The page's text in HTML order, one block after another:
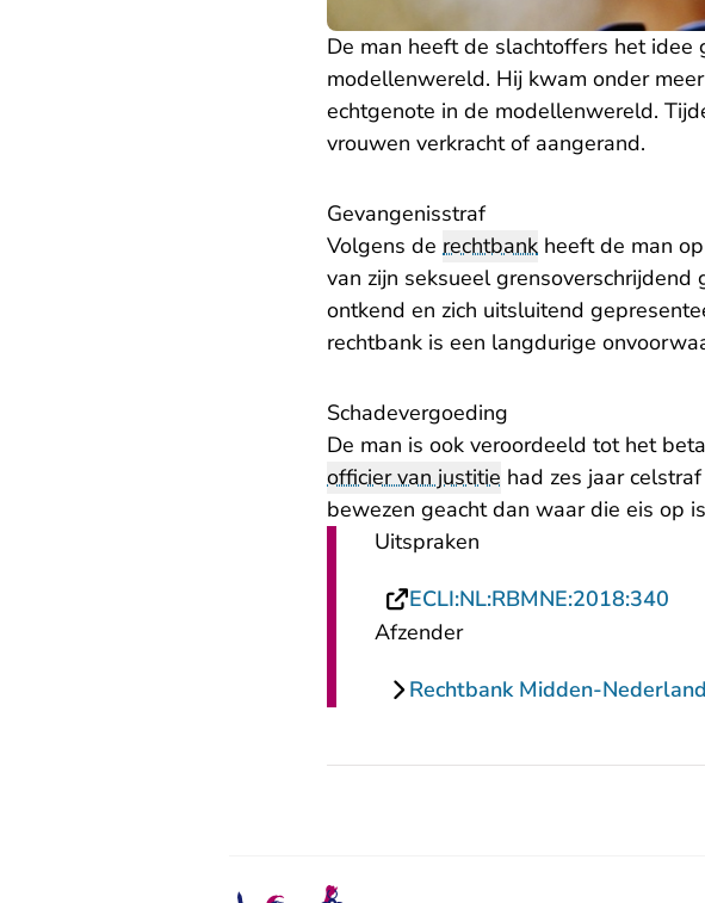
De man heeft de slachtoffers het idee
modellenwereld. Hij kwam onder
echtgenote in de modellenwereld.
vrouwen verkracht of aangerand.
Gevangenisstraf
Volgens de rechtbank heeft de man
van zijn seksueel
ontkend en zich uitsluitend
rechtbank is een langdurige
Schadevergoeding
De man is ook veroordeeld tot het
officier van justitie had zes jaar
bewezen geacht dan waar die eis op
Uitspraken
ECLI:NL:RBMNE:2018:340
Afzender
Rechtbank Midden-Nederland